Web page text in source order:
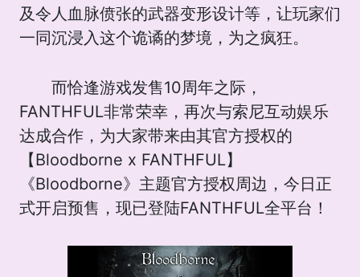
及令人血脉偾张的武器变形设计等，让玩家们
一同沉浸入这个诡谲的梦境，为之疯狂。
而恰逢游戏发售10周年之际，
FANTHFUL非常荣幸，再次与索尼互动娱乐
达成合作，为大家带来由其官方授权的
【Bloodborne x FANTHFUL】
《Bloodborne》主题官方授权周边，今日正
式开启预售，现已登陆FANTHFUL全平台！